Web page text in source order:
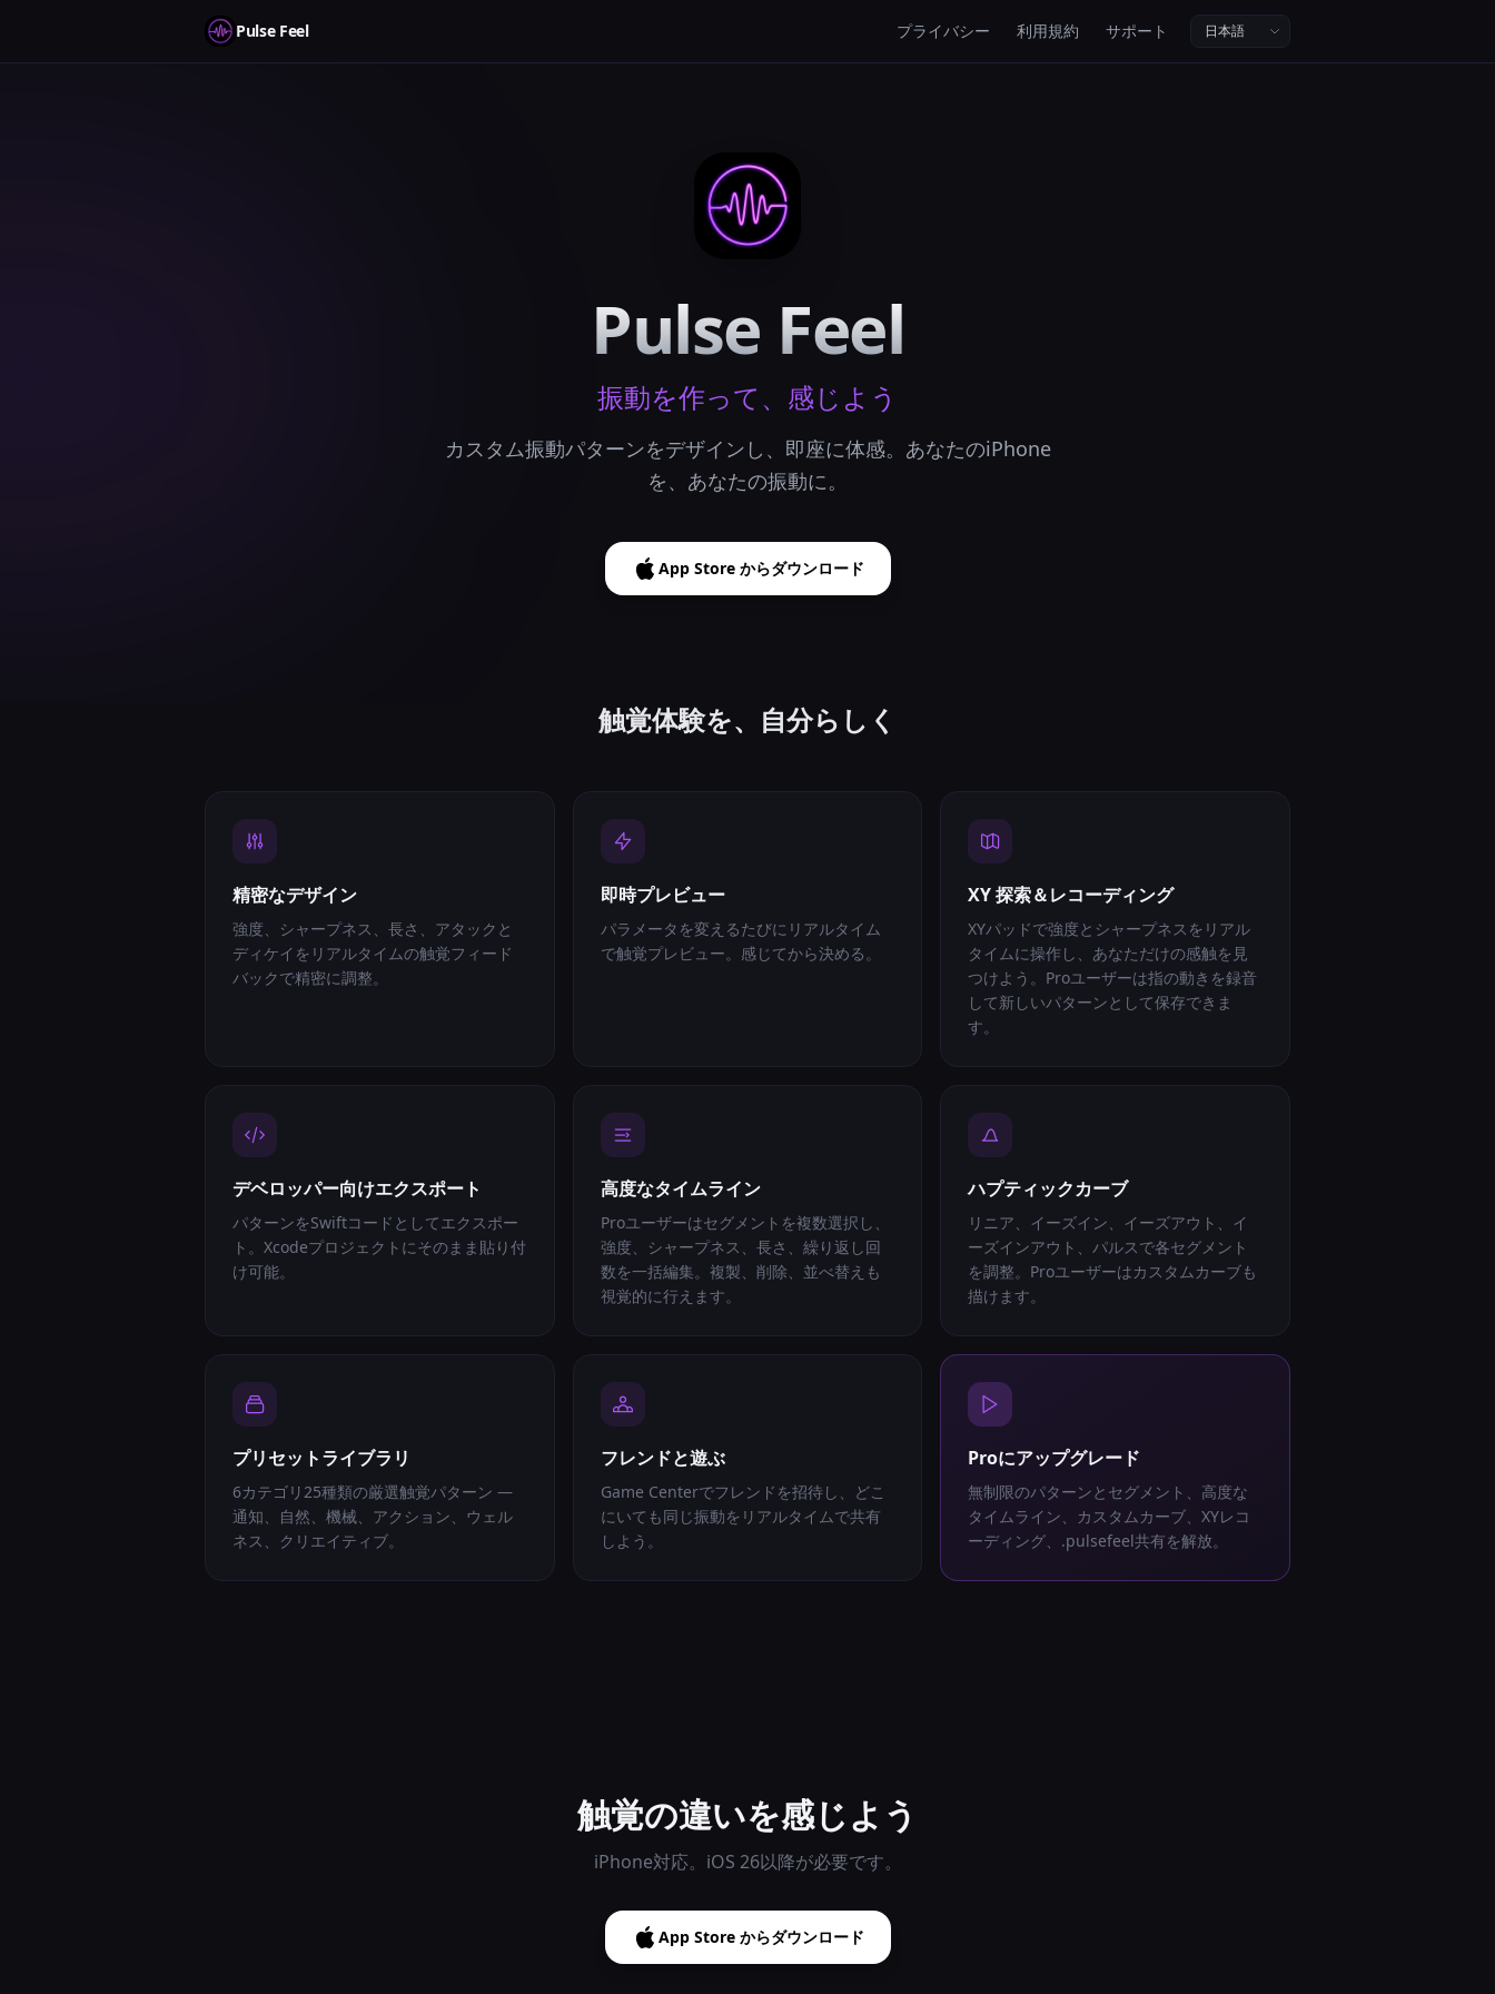
Pulse Feel プライバシー 利用規約 サポート
Pulse Feel
振動を作って、感じよう
カスタム振動パターンをデザインし、即座に体感。あなたのiPhone
を、あなたの振動に。
App Store からダウンロード
触覚体験を、自分らしく
精密なデザイン
強度、シャープネス、長さ、アタックと
ディケイをリアルタイムの触覚フィード
バックで精密に調整。
即時プレビュー
パラメータを変えるたびにリアルタイム
で触覚プレビュー。感じてから決める。
XY 探索＆レコーディング
XYパッドで強度とシャープネスをリアル
タイムに操作し、あなただけの感触を見
つけよう。Proユーザーは指の動きを録音
して新しいパターンとして保存できま
す。
デベロッパー向けエクスポート
パターンをSwiftコードとしてエクスポー
ト。Xcodeプロジェクトにそのまま貼り付
け可能。
高度なタイムライン
Proユーザーはセグメントを複数選択し、
強度、シャープネス、長さ、繰り返し回
数を一括編集。複製、削除、並べ替えも
視覚的に行えます。
ハプティックカーブ
リニア、イーズイン、イーズアウト、イ
ーズインアウト、パルスで各セグメント
を調整。Proユーザーはカスタムカーブも
描けます。
プリセットライブラリ
6カテゴリ25種類の厳選触覚パターン —
通知、自然、機械、アクション、ウェル
ネス、クリエイティブ。
フレンドと遊ぶ
Game Centerでフレンドを招待し、どこ
にいても同じ振動をリアルタイムで共有
しよう。
Proにアップグレード
無制限のパターンとセグメント、高度な
タイムライン、カスタムカーブ、XYレコ
ーディング、.pulsefeel共有を解放。
触覚の違いを感じよう
iPhone対応。iOS 26以降が必要です。
App Store からダウンロード